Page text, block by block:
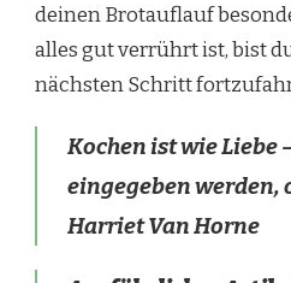
deinen Brotauflauf
alles gut verrührt ist, bist
nächsten Schritt
Kochen ist wie Liebe
eingegeben werden,
Harriet Van Horne